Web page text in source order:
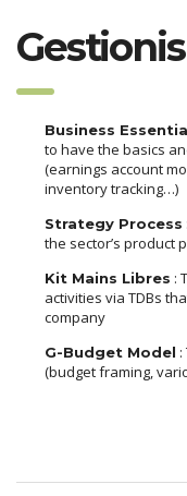
Business
to have the basics
(earnings account
inventory tracking…)
Strategy Process
the sector’s product
Kit Mains Libres :
activities via TDBs
company
G-Budget Model
(budget framing,